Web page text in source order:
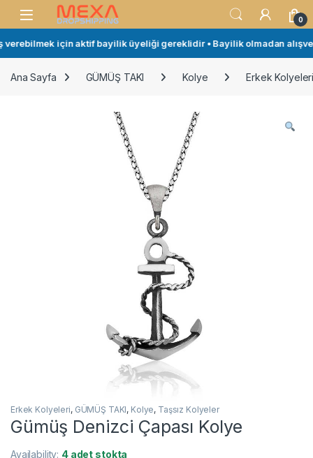
Skip to navigation
Skip to content
Open 0
için aktif bayilik üyeliği gereklidir • Bayilik olmadan
Ana Sayfa GÜMÜŞ TAKI Kolye Erkek
Erkek Kolyeleri, GÜMÜŞ TAKI, Kolye, Taşsız Kolyeler
Gümüş Denizci Çapası Kolye
Availability: 4 adet stokta